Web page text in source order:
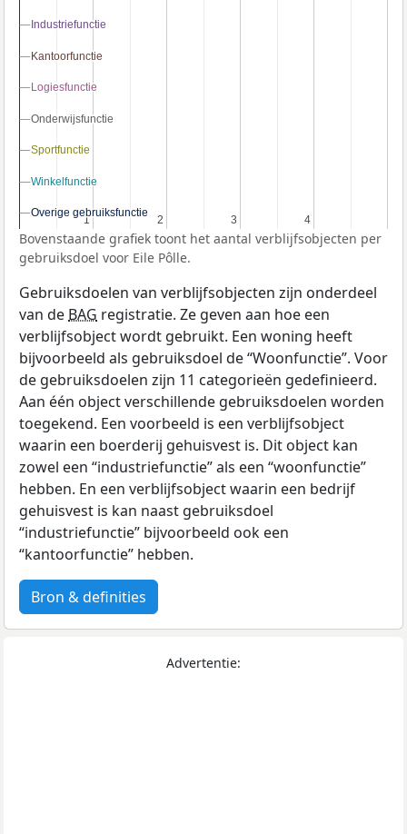
1
1 2
2 3
3 4
4
Industriefunctie
Industriefunctie
Kantoorfunctie
Kantoorfunctie
Logiesfunctie
Logiesfunctie
Onderwijsfunctie
Onderwijsfunctie
Sportfunctie
Sportfunctie
Winkelfunctie
Winkelfunctie
Overige gebruiksfunctie
Overige gebruiksfunctie
Bovenstaande grafiek toont het aantal verblijfsobjecten per
gebruiksdoel voor Eile Pôlle.
Gebruiksdoelen van verblijfsobjecten zijn onderdeel
van de BAG registratie. Ze geven aan hoe een
verblijfsobject wordt gebruikt. Een woning heeft
bijvoorbeeld als gebruiksdoel de “Woonfunctie”. Voor
de gebruiksdoelen zijn 11 categorieën gedefinieerd.
Aan één object verschillende gebruiksdoelen worden
toegekend. Een voorbeeld is een verblijfsobject
waarin een boerderij gehuisvest is. Dit object kan
zowel een “industriefunctie” als een “woonfunctie”
hebben. En een verblijfsobject waarin een bedrijf
gehuisvest is kan naast gebruiksdoel
“industriefunctie” bijvoorbeeld ook een
“kantoorfunctie” hebben.
Bron & definities
Advertentie: